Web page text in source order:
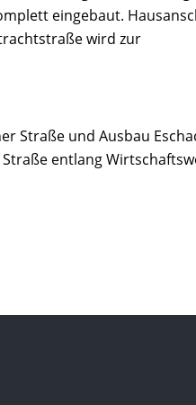
eingebaut.
wird zur
Straße und Ausbau
entlang